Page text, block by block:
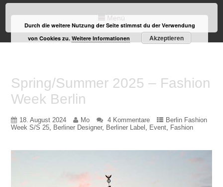
Menü
Spring/Summer 2025 – Fashion
Week Berlin
18. August 2024 Mo 4 Kommentare
Berlin Fashion
Week S/S 25, Berliner Designer, Berliner Label , Event, Fashion
Durch die weitere Nutzung der Seite stimmst du der Verwendung
von Cookies zu.Weitere Informationen Akzeptieren